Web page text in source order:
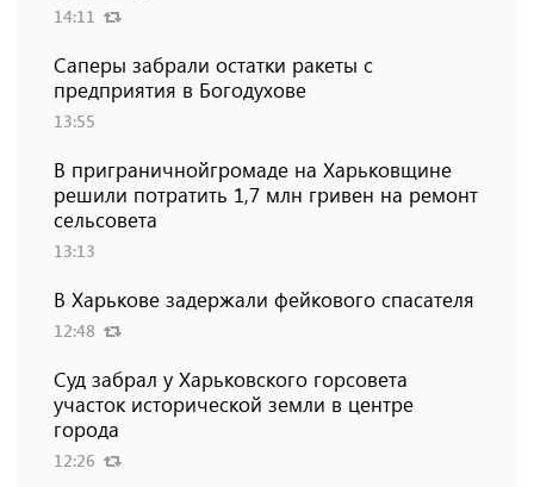
14:11
Саперы забрали остатки ракеты с
предприятия в Богодухове
13:55
В приграничнойгромаде на Харьковщине
решили потратить 1,7 млн ​​гривен на ремонт
сельсовета
13:13
В Харькове задержали фейкового спасателя
12:48
Суд забрал у Харьковского горсовета
участок исторической земли в центре
города
12:26